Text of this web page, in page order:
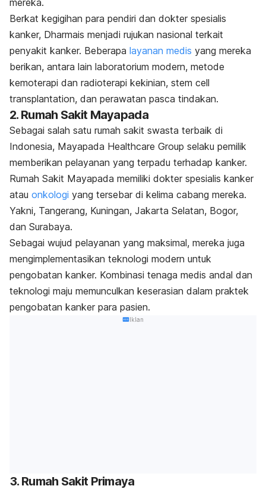
mereka.
Berkat kegigihan para pendiri dan dokter spesialis
kanker, Dharmais menjadi rujukan nasional terkait
penyakit kanker. Beberapa layanan medis yang mereka
berikan, antara lain laboratorium modern, metode
kemoterapi dan radioterapi kekinian, stem cell
transplantation, dan perawatan pasca tindakan.
2. Rumah Sakit Mayapada
Sebagai salah satu rumah sakit swasta terbaik di
Indonesia, Mayapada Healthcare Group selaku pemilik
memberikan pelayanan yang terpadu terhadap kanker.
Rumah Sakit Mayapada memiliki dokter spesialis kanker
atau onkologi yang tersebar di kelima cabang mereka.
Yakni, Tangerang, Kuningan, Jakarta Selatan, Bogor,
dan Surabaya.
Sebagai wujud pelayanan yang maksimal, mereka juga
mengimplementasikan teknologi modern untuk
pengobatan kanker. Kombinasi tenaga medis andal dan
teknologi maju memunculkan keserasian dalam praktek
pengobatan kanker para pasien.
Iklan
3. Rumah Sakit Primaya